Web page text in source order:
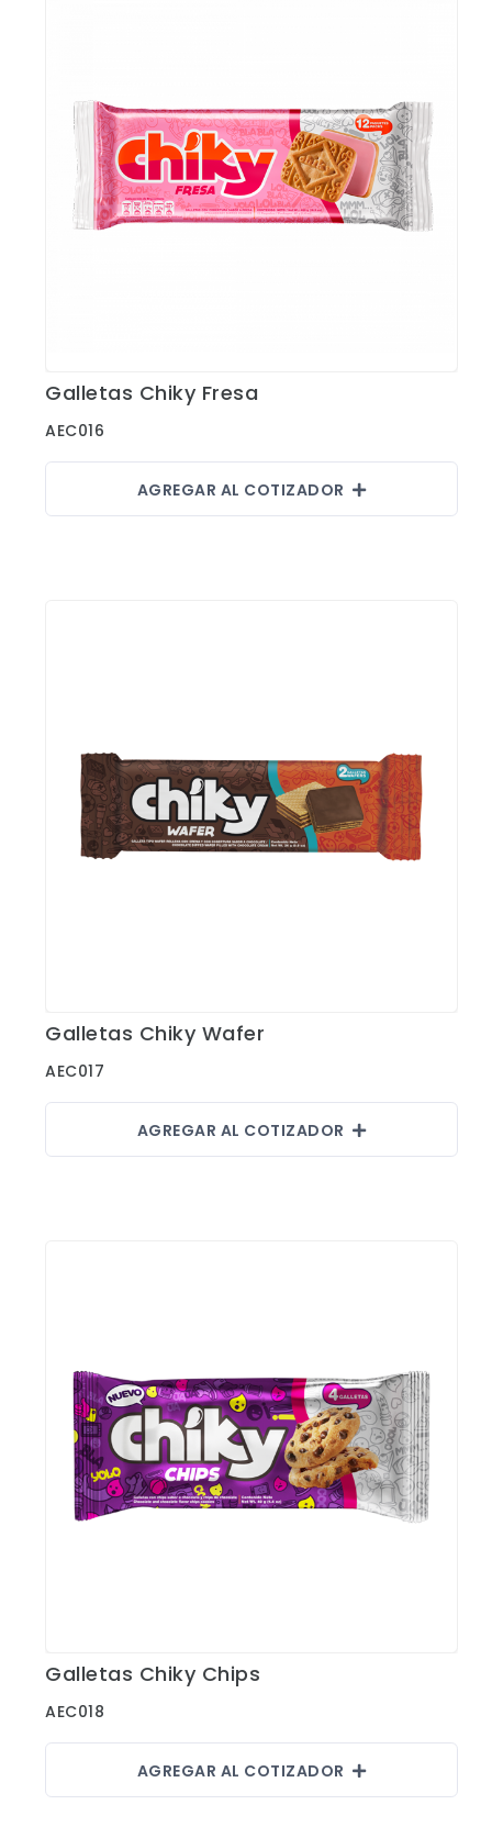
Ver Detalles
Galletas Chiky Fresa
AEC016
AGREGAR AL COTIZADOR
Ver Detalles
Galletas Chiky Wafer
AEC017
AGREGAR AL COTIZADOR
Ver Detalles
Galletas Chiky Chips
AEC018
AGREGAR AL COTIZADOR